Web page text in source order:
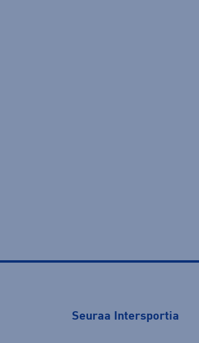
Seuraa Intersportia